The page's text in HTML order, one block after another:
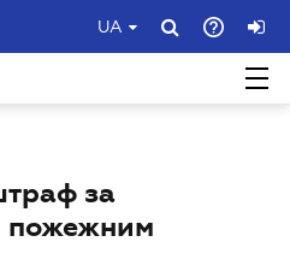
UA
за
пожежним